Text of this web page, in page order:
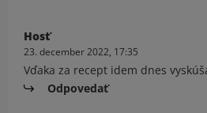
Hosť
23. december 2022, 17:35
Vďaka za recept idem dnes
Odpovedať